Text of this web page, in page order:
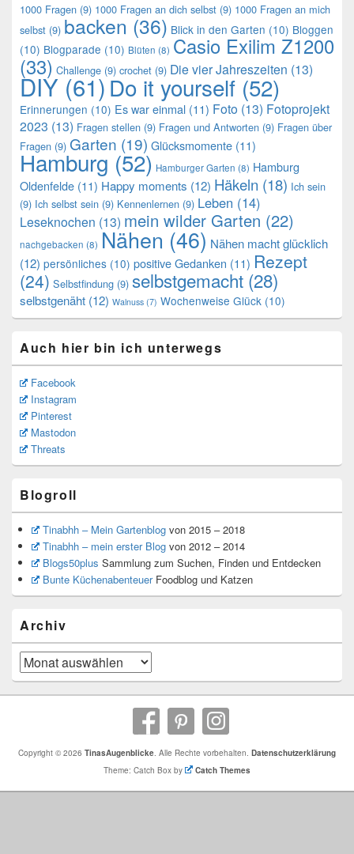
1000 Fragen (9) 1000 Fragen an dich selbst (9) 1000 Fragen an mich
selbst (9) backen (36) Blick in den Garten (10) Bloggen
(10) Blogparade (10) Blüten (8) Casio Exilim Z1200
(33) Challenge (9) crochet (9) Die vier Jahreszeiten (13)
DIY(61)Do it yourself (52)
Erinnerungen (10) Es war einmal (11) Foto (13) Fotoprojekt
2023 (13) Fragen stellen (9) Fragen und Antworten (9) Fragen über
Fragen (9) Garten (19) Glücksmomente (11)
Hamburg (52) Hamburger Garten (8) Hamburg
Oldenfelde (11) Happy moments (12) Häkeln (18) Ich sein
(9) Ich selbst sein (9) Kennenlernen (9) Leben (14)
Leseknochen (13) mein wilder Garten (22)
nachgebacken (8) Nähen (46) Nähen macht glücklich
(12) persönliches (10) positive Gedanken (11) Rezept
(24) Selbstfindung (9) selbstgemacht (28)
selbstgenäht (12) Walnuss (7) Wochenweise Glück (10)
Auch hier bin ich unterwegs
Facebook
Instagram
Pinterest
Mastodon
Threats
Blogroll
Tinabhh – Mein Gartenblogvon 2015 – 2018
Tinabhh – mein erster Blogvon 2012 – 2014
Blogs50plus Sammlung zum Suchen, Finden und Entdecken
Bunte KüchenabenteuerFoodblog und Katzen
Archiv
Archiv
Copyright © 2026 TinasAugenblicke . Alle Rechte vorbehalten. Datenschutzerklärung
Theme: Catch Box by
Catch Themes